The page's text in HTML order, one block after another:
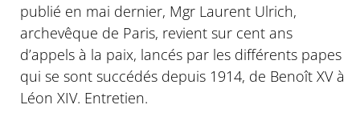
publié en mai dernier, Mgr Laurent Ulrich,
archevêque de Paris, revient sur cent ans
d’appels à la paix, lancés par les différents papes
qui se sont succédés depuis 1914, de Benoît XV à
Léon XIV. Entretien.